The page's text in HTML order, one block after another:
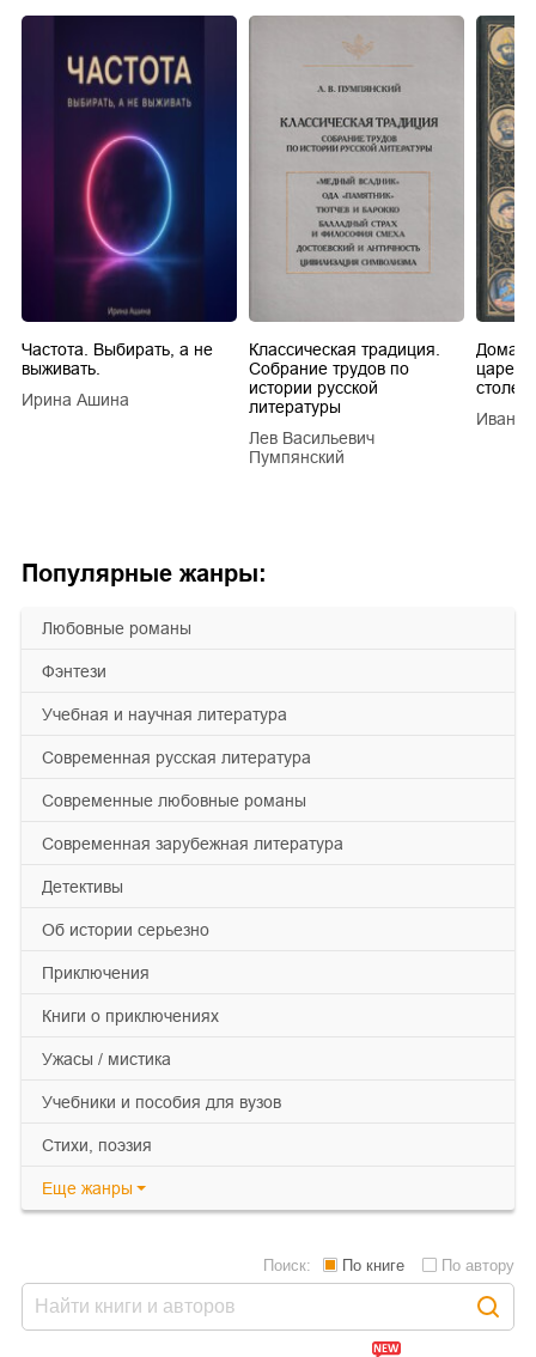
Популярные жанры:
любовные романы
фэнтези
учебная и научная литература
современная русская литература
современные любовные романы
современная зарубежная литература
детективы
об истории серьезно
приключения
книги о приключениях
ужасы / мистика
учебники и пособия для вузов
cтихи, поэзия
Еще жанры
Частота. Выбирать, а не
выживать.
Ирина Ашина
Классическая традиция.
Собрание трудов по
истории русской
литературы
Лев Васильевич
Пумпянский
царей
Иван
Поиск: По книге По автору